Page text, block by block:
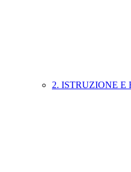
2. ISTRUZIONE